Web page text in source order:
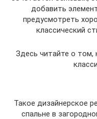
добавить
предусмотреть
классический
Здесь читайте о том,
Такое дизайнерское
спальне в